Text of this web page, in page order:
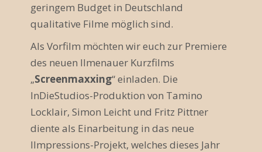
o
n
geringem Budget in Deutschland
qualitative Filme möglich sind.
Als Vorfilm möchten wir euch zur Premiere
des neuen Ilmenauer Kurzfilms
„Screenmaxxing“ einladen. Die
InDieStudios-Produktion von Tamino
Locklair, Simon Leicht und Fritz Pittner
diente als Einarbeitung in das neue
Ilmpressions-Projekt, welches dieses Jahr